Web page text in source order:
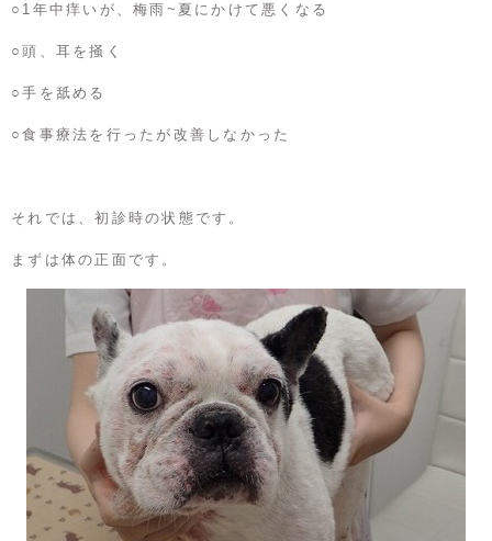
○1年中痒いが、梅雨~夏にかけて悪くなる
○頭、耳を掻く
○手を舐める
○食事療法を行ったが改善しなかった
それでは、初診時の状態です。
まずは体の正面です。